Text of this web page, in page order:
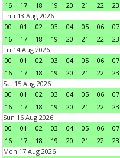
16
17 18 19 20 21 22
23
Thu 13 Aug 2026
00
01 02 03 04 05 06 07
16
17 18 19 20 21 22
23
Fri 14 Aug 2026
00
01 02 03 04 05 06 07
16
17 18 19 20 21 22
23
Sat 15 Aug 2026
00
01 02 03 04 05 06 07
16
17 18 19 20 21 22
23
Sun 16 Aug 2026
00
01 02 03 04 05 06 07
16
17 18 19 20 21 22
23
Mon 17 Aug 2026